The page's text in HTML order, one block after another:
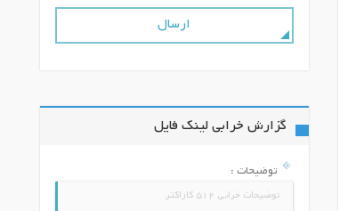
گزارش خرابی لینک فایل
توضیحات :